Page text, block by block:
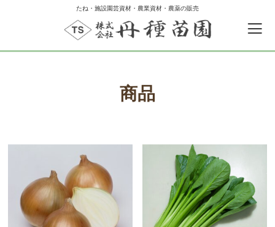
たね・施設園芸資材・農業資材・農薬の販売
商品